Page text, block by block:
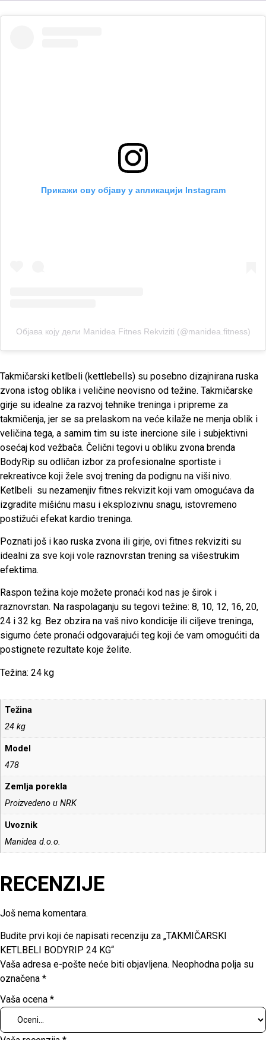
Прикажи ову објаву у апликацији Instagram
Објава коју дели Manidea Fitnes Rekviziti (@manidea.fitness)
Takmičarski ketlbeli (kettlebells) su posebno dizajnirana ruska
zvona istog oblika i veličine neovisno od težine. Takmičarske
girje su idealne za razvoj tehnike treninga i pripreme za
takmičenja, jer se sa prelaskom na veće kilaže ne menja oblik i
veličina tega, a samim tim su iste inercione sile i subjektivni
osećaj kod vežbača. Čelični tegovi u obliku zvona brenda
BodyRip su odličan izbor za profesionalne sportiste i
rekreativce koji žele svoj trening da podignu na viši nivo.
Ketlbeli su nezamenjiv fitnes rekvizit koji vam omogućava da
izgradite mišićnu masu i eksplozivnu snagu, istovremeno
postižući efekat kardio treninga.
Poznati još i kao ruska zvona ili girje, ovi fitnes rekviziti su
idealni za sve koji vole raznovrstan trening sa višestrukim
efektima.
Raspon težina koje možete pronaći kod nas je širok i
raznovrstan. Na raspolaganju su tegovi težine: 8, 10, 12, 16, 20,
24 i 32 kg. Bez obzira na vaš nivo kondicije ili ciljeve treninga,
sigurno ćete pronaći odgovarajući teg koji će vam omogućiti da
postignete rezultate koje želite.
Težina: 24 kg
Težina
24 kg
Model
478
Zemlja porekla
Proizvedeno u NRK
Uvoznik
Manidea d.o.o.
RECENZIJE
Još nema komentara.
Budite prvi koji će napisati recenziju za „TAKMIČARSKI
KETLBELI BODYRIP 24 KG“
Vaša adresa e-pošte neće biti objavljena. Neophodna polja su
označena *
Vaša ocena *